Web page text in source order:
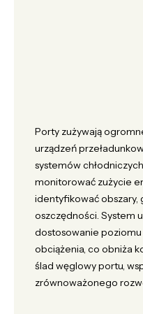
Porty zużywają
urządzeń
systemów
monitorować zużycie
identyfikować
oszczędności. System
dostosowanie
obciążenia, co obniża
ślad węglowy portu,
zrównoważonego